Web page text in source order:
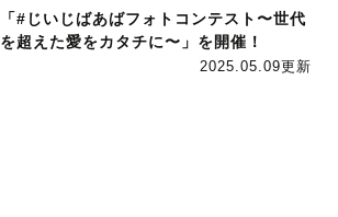
「#じいじばあばフォトコンテスト〜世代
を超えた愛をカタチに〜」を開催！
2025.05.09更新